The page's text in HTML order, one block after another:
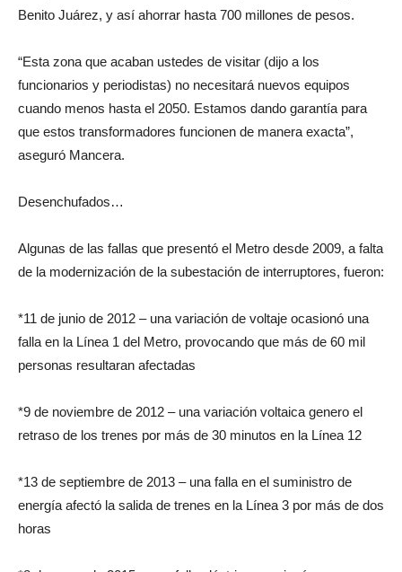
Benito Juárez, y así ahorrar hasta 700 millones de pesos.
“Esta zona que acaban ustedes de visitar (dijo a los
funcionarios y periodistas) no necesitará nuevos equipos
cuando menos hasta el 2050. Estamos dando garantía para
que estos transformadores funcionen de manera exacta”,
aseguró Mancera.
Desenchufados…
Algunas de las fallas que presentó el Metro desde 2009, a falta
de la modernización de la subestación de interruptores, fueron:
*11 de junio de 2012 – una variación de voltaje ocasionó una
falla en la Línea 1 del Metro, provocando que más de 60 mil
personas resultaran afectadas
*9 de noviembre de 2012 – una variación voltaica genero el
retraso de los trenes por más de 30 minutos en la Línea 12
*13 de septiembre de 2013 – una falla en el suministro de
energía afectó la salida de trenes en la Línea 3 por más de dos
horas